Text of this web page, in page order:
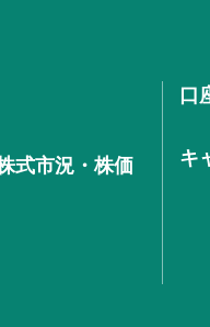
式市況・株価
口
キ